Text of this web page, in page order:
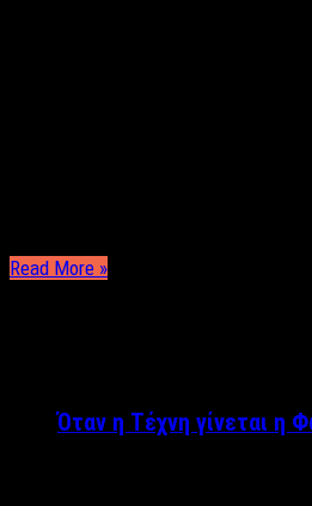
Read More »
Όταν η Τέχνη γίνεται η